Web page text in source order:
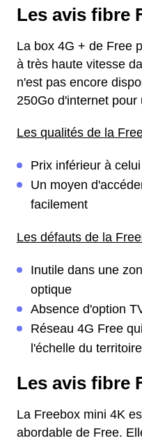
Les avis fibre
La box 4G + de Free
à très haute vitesse
n'est pas encore
250Go d'internet
Les qualités de la
Prix inférieur à
Un moyen
facilement
Les défauts de la
Inutile dans une
optique
Absence d'option
Réseau 4G Free
l'échelle du territoire
Les avis fibre
La Freebox mini 4K
abordable de Free.